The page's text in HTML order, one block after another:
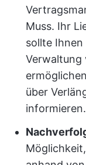
Muss. Ihr
sollte Ihnen
Verwaltung
über
informieren.